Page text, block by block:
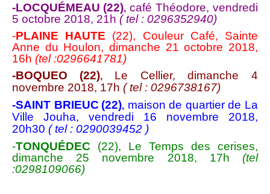
-LOCQUÉMEAU (22), café Théodore, vendredi
5 octobre 2018, 21h ( tel : 0296352940)
-PLAINE HAUTE (22), Couleur Café, Sainte
Anne du Houlon, dimanche 21 octobre 2018,
16h (tel :0296641781)
-BOQUEO
(22),Le Cellier, dimanche 4
novembre 2018, 17h ( tel : 0296738167)
-SAINT BRIEUC (22), maison de quartier de La
Ville Jouha, vendredi 16 novembre 2018,
20h30 ( tel : 0290039452 )
-TONQUÉDEC (22), Le Temps des cerises,
dimanche 25 novembre 2018, 17h (tel
:0298109066)